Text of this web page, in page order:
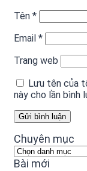
Tên *
Email *
Trang web
Lưu tên của
này cho lần bình
Chuyên mục
Chuyên
mục
Bài mới